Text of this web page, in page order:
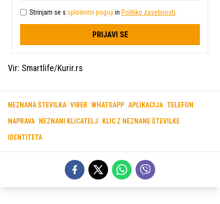
Strinjam se s splošnimi pogoji in Politiko zasebnosti
PRIJAVI SE
Vir: Smartlife/Kurir.rs
NEZNANA ŠTEVILKA VIBER WHATSAPP APLIKACIJA TELEFON
NAPRAVA NEZNANI KLICATELJ KLIC Z NEZNANE ŠTEVILKE
IDENTITETA